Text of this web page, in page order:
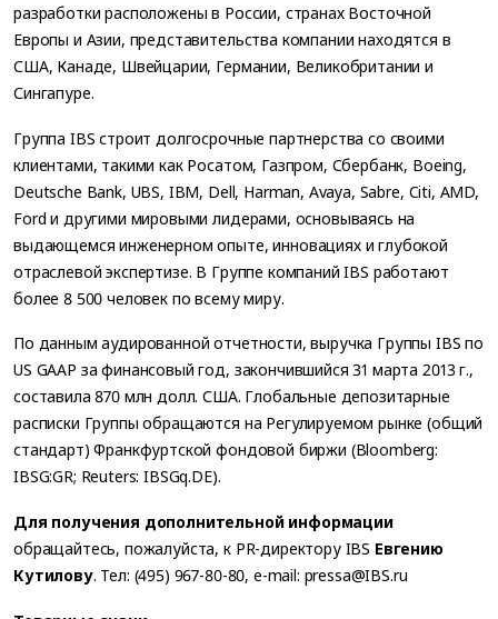
разработки расположены в России, странах Восточной
Европы и Азии, представительства компании находятся в
США, Канаде, Швейцарии, Германии, Великобритании и
Сингапуре.
Группа IBS строит долгосрочные партнерства со своими
клиентами, такими как Росатом, Газпром, Сбербанк, Boeing,
Deutsche Bank, UBS, IBM, Dell, Harman, Avaya, Sabre, Citi, AMD,
Ford и другими мировыми лидерами, основываясь на
выдающемся инженерном опыте, инновациях и глубокой
отраслевой экспертизе. В Группе компаний IBS работают
более 8 500 человек по всему миру.
По данным аудированной отчетности, выручка Группы IBS по
US GAAP за финансовый год, закончившийся 31 марта 2013 г.,
составила 870 млн долл. США. Глобальные депозитарные
расписки Группы обращаются на Регулируемом рынке (общий
стандарт) Франкфуртской фондовой биржи (Bloomberg:
IBSG:GR; Reuters: IBSGq.DE).
Для получения дополнительной информации
обращайтесь, пожалуйста, к PR-директору IBS Евгению
Кутилову. Тел: (495) 967-80-80, e-mail: pressa@IBS.ru